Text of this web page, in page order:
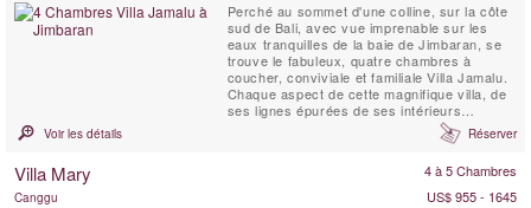
Perché au sommet d'une colline, sur la côte
sud de Bali, avec vue imprenable sur les
eaux tranquilles de la baie de Jimbaran, se
trouve le fabuleux, quatre chambres à
coucher, conviviale et familiale Villa Jamalu.
Chaque aspect de cette magnifique villa, de
ses lignes épurées de ses intérieurs
élégants, vous promet le summum du luxe et
possibilités infinies pour le plaisir et la
Voir les détails Réserver
Villa Mary 4 à 5 Chambres
Canggu
US$ 955 - 1645